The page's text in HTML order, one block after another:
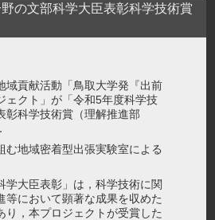
の文部科学大臣表彰科学技術賞
域貢献活動「鳥取大学発『出前
ェクト」が「令和5年度科学技
彰科学技術賞（理解推進部
む地域密着型出張実験室による
学大臣表彰」は，科学技術に関
等において顕著な成果を収めた
り，本プロジェクトが受賞した